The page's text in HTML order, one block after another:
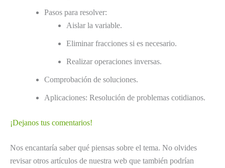
Pasos para resolver:
Aislar la variable.
Eliminar fracciones si es necesario.
Realizar operaciones inversas.
Comprobación de soluciones.
Aplicaciones: Resolución de problemas cotidianos.
¡Dejanos tus comentarios!
Nos encantaría saber qué piensas sobre el tema. No olvides
revisar otros artículos de nuestra web que también podrían